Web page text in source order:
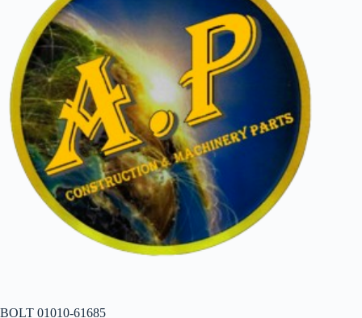
BOLT 01010-61685